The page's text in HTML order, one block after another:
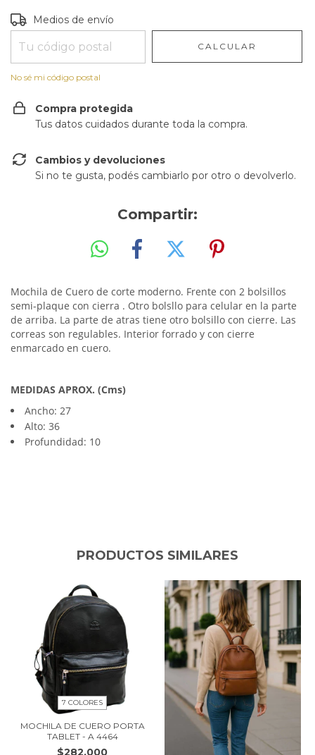
Entregas para el CP:
Medios de envío
CALCULAR
No sé mi código postal
Compra protegida
Tus datos cuidados durante toda la compra.
Cambios y devoluciones
Si no te gusta, podés cambiarlo por otro o devolverlo.
Compartir:
Mochila de Cuero de corte moderno. Frente con 2 bolsillos
semi-plaque con cierra . Otro bolsllo para celular en la parte
de arriba. La parte de atras tiene otro bolsillo con cierre. Las
correas son regulables. Interior forrado y con cierre
enmarcado en cuero.
MEDIDAS APROX. (Cms)
Ancho: 27
Alto: 36
Profundidad: 10
PRODUCTOS SIMILARES
7 COLORES
MOCHILA DE CUERO PORTA
TABLET - A 4464
$282.000